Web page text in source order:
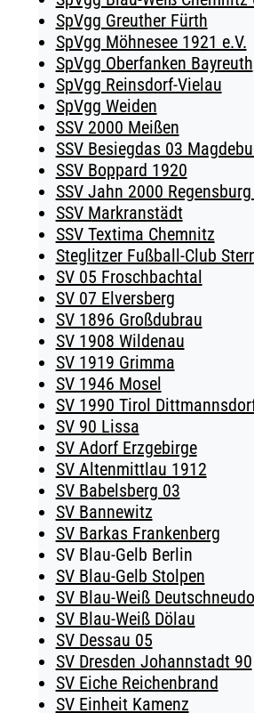
SpVgg Greuther Fürth
SpVgg Möhnesee 1921 e.V.
SpVgg Oberfanken Bayreuth
SpVgg Reinsdorf-Vielau
SpVgg Weiden
SSV 2000 Meißen
SSV Besiegdas 03
SSV Boppard 1920
SSV Jahn 2000 Regensburg
SSV Markranstädt
SSV Textima Chemnitz
Steglitzer Fußball-Club
SV 05 Froschbachtal
SV 07 Elversberg
SV 1896 Großdubrau
SV 1908 Wildenau
SV 1919 Grimma
SV 1946 Mosel
SV 1990 Tirol
SV 90 Lissa
SV Adorf Erzgebirge
SV Altenmittlau 1912
SV Babelsberg 03
SV Bannewitz
SV Barkas Frankenberg
SV Blau-Gelb Berlin
SV Blau-Gelb Stolpen
SV Blau-Weiß
SV Blau-Weiß Dölau
SV Dessau 05
SV Dresden Johannstadt 90
SV Eiche Reichenbrand
SV Einheit Kamenz